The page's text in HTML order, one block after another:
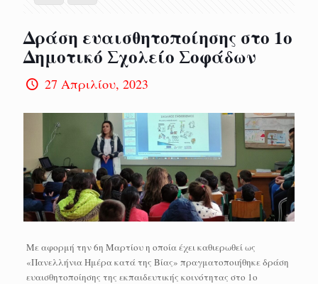
Δράση ευαισθητοποίησης στο 1ο
Δημοτικό Σχολείο Σοφάδων
27 Απριλίου, 2023
Με αφορμή την 6η Μαρτίου η οποία έχει καθιερωθεί ως
«Πανελλήνια Ημέρα κατά της Βίας» πραγματοποιήθηκε δράση
ευαισθητοποίησης της εκπαιδευτικής κοινότητας στο 1ο